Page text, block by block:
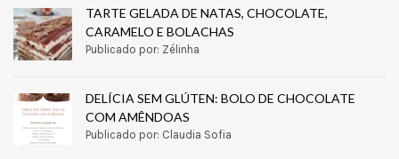
TARTE GELADA DE NATAS, CHOCOLATE,
CARAMELO E BOLACHAS
Publicado por: Zélinha
DELÍCIA SEM GLÚTEN: BOLO DE CHOCOLATE
COM AMÊNDOAS
Publicado por: Claudia Sofia